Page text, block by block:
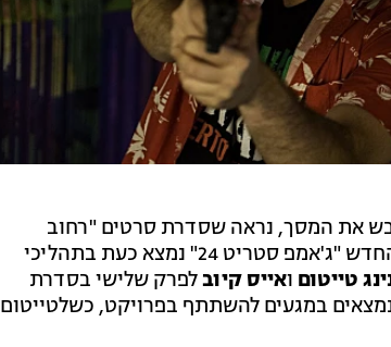
את המסך, נראה שסדרת סרטים "רחוב
ג'אמפ" עושה קאמבק. על פי דיווח באתר "וראייטי", הסרט החדש "ג'אמפ סטריט 24" נמצא כעת בתהליכי
טייטום ואייס קיובלפרק שלישי בסדרת
במגעים להשתתף בפרויקט, כשלטייטום